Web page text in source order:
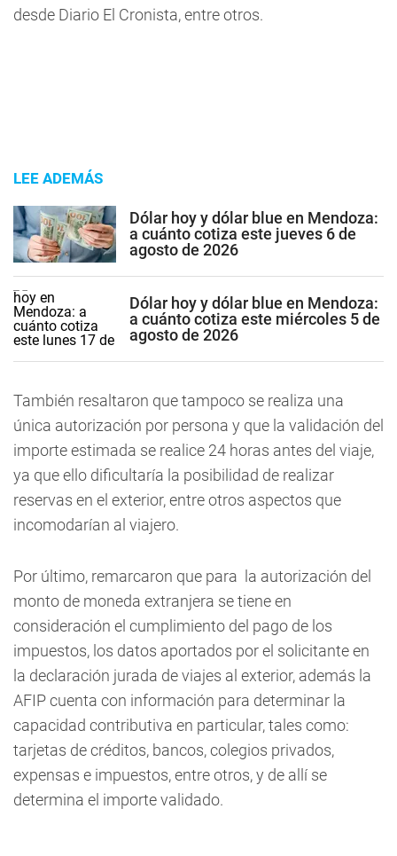
desde Diario El Cronista, entre otros.
LEE ADEMÁS
Dólar hoy y dólar blue en Mendoza:
a cuánto cotiza este jueves 6 de
agosto de 2026
Dólar hoy y dólar blue en Mendoza:
a cuánto cotiza este miércoles 5 de
agosto de 2026
También resaltaron que tampoco se realiza una
única autorización por persona y que la validación del
importe estimada se realice 24 horas antes del viaje,
ya que ello dificultaría la posibilidad de realizar
reservas en el exterior, entre otros aspectos que
incomodarían al viajero.
Por último, remarcaron que para la autorización del
monto de moneda extranjera se tiene en
consideración el cumplimiento del pago de los
impuestos, los datos aportados por el solicitante en
la declaración jurada de viajes al exterior, además la
AFIP cuenta con información para determinar la
capacidad contributiva en particular, tales como:
tarjetas de créditos, bancos, colegios privados,
expensas e impuestos, entre otros, y de allí se
determina el importe validado.